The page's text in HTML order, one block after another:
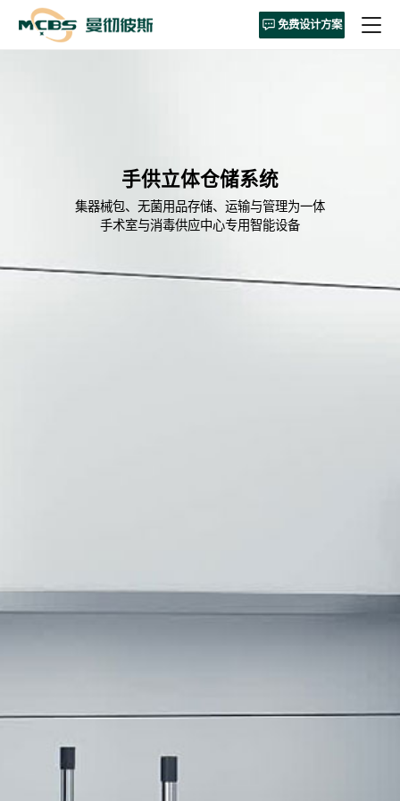
免费设计方案
手供立体仓储系统
集器械包、无菌用品存储、运输与管理为一体
手术室与消毒供应中心专用智能设备